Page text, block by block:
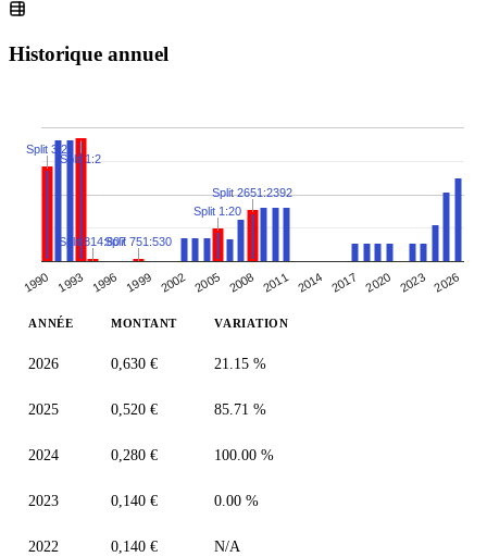
Historique annuel
1990 1993 1996 1999 2002 2005 2008 2011 2014 2017 2020 2023 2026
Split 3:2
Split 1:2
Split 814:807Split 751:530
Split 1:20
Split 2651:2392
ANNÉE MONTANT VARIATION
2026 0,630 € 21.15 %
2025 0,520 € 85.71 %
2024 0,280 € 100.00 %
2023 0,140 € 0.00 %
2022 0,140 € N/A